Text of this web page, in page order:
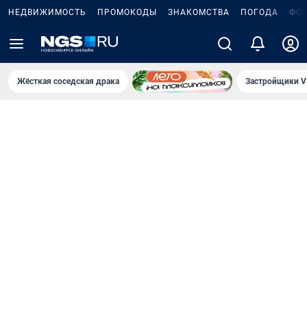
НЕДВИЖИМОСТЬ ПРОМОКОДЫ ЗНАКОМСТВА ПОГОДА
Жёсткая соседская драка Застройщики